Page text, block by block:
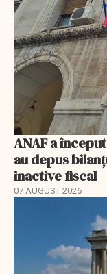
ANAF a
au depus
inactive fiscal
07 AUGUST 2026